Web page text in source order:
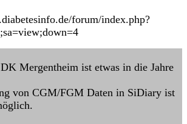
forum/index.php?
Mergentheim ist etwas in die Jahre
von CGM/FGM Daten in SiDiary ist